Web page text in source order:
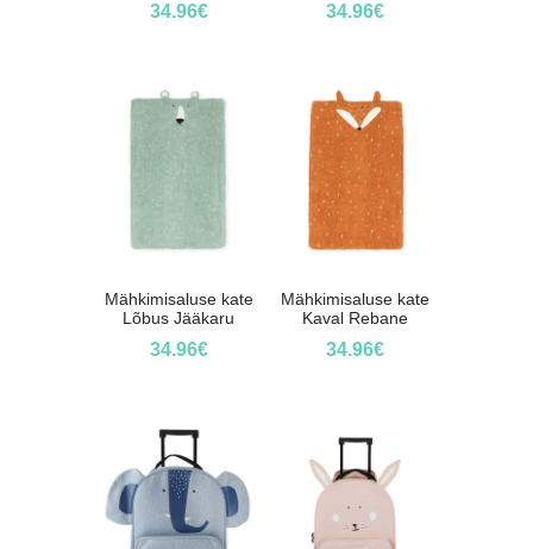
34.96€ 34.96€
Mähkimisaluse kate
Lõbus Jääkaru
34.96€
Mähkimisaluse kate
Kaval Rebane
34.96€